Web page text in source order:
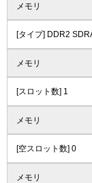
メモリ
[タイプ] DDR2
メモリ
[スロット数] 1
メモリ
[空スロット数] 0
メモリ